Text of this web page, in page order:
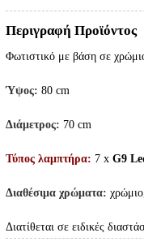
Περιγραφή Προϊόντος
Φωτιστικό με βάση σε
Ύψος:80 cm
Διάμετρος: 70 cm
Τύπος λαμπτήρα: 7 xG9
Διαθέσιμα χρώματα:
Διατίθεται σε ειδικές